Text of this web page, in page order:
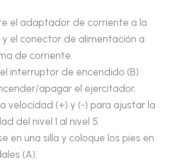
el adaptador de corriente a la
el conector de alimentación a
de corriente.
interruptor de encendido (B)
apagar el ejercitador,
velocidad (+) y (-) para ajustar la
del nivel 1 al nivel 5.
en una silla y coloque los pies en
(A).